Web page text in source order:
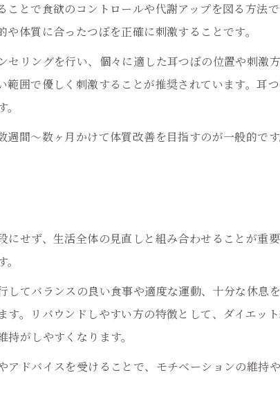
普段の生活に耳つぼを取り入れる方法
耳つぼで体質改善を実感するための習慣
耳つぼダイエットの成功例と日常の工夫
耳つぼが支える健康意識の高め方
つぼで叶えるリバウンド防止の新常識
耳つぼでリバウンドを防ぐ最新アプローチ
耳つぼ活用で無理なく続くダイエット習慣
日から始める耳つぼ×習慣で理想の自分へ
耳つぼで実現する理想の体型への第一歩
耳つぼ習慣で毎日が変わる始め方のコツ
耳つぼダイエットで健康維持を習慣化
耳つぼを続けることで得られる変化とは
とで食欲のコントロールや代謝アップを図る方法
体質に合ったつぼを正確に刺激することです。
リングを行い、個々に適した耳つぼの位置や刺激
囲で優しく刺激することが推奨されています。耳
間～数ヶ月かけて体質改善を目指すのが一般的で
せず、生活全体の見直しと組み合わせることが重
てバランスの良い食事や適度な運動、十分な休息
。リバウンドしやすい方の特徴として、ダイエッ
がしやすくなります。
ドバイスを受けることで、モチベーションの維持
ご予約はこちら
ご予約はこちら